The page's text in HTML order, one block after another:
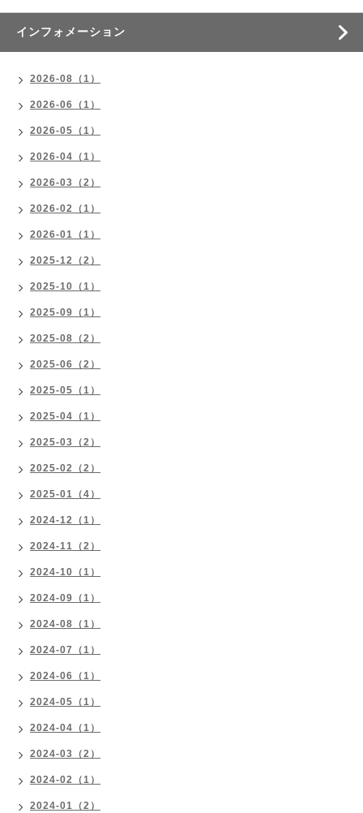
インフォメーション
2026-08（1）
2026-06（1）
2026-05（1）
2026-04（1）
2026-03（2）
2026-02（1）
2026-01（1）
2025-12（2）
2025-10（1）
2025-09（1）
2025-08（2）
2025-06（2）
2025-05（1）
2025-04（1）
2025-03（2）
2025-02（2）
2025-01（4）
2024-12（1）
2024-11（2）
2024-10（1）
2024-09（1）
2024-08（1）
2024-07（1）
2024-06（1）
2024-05（1）
2024-04（1）
2024-03（2）
2024-02（1）
2024-01（2）